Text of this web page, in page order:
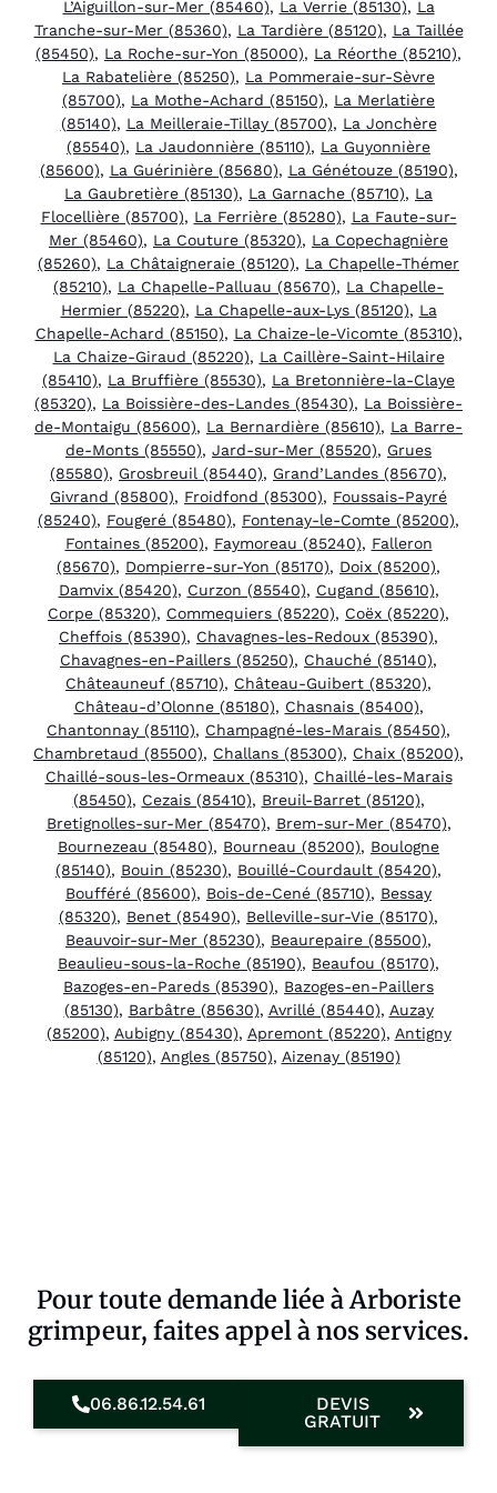
L’Aiguillon-sur-Mer (85460), La Verrie (85130), La
Tranche-sur-Mer (85360), La Tardière (85120), La Taillée
(85450), La Roche-sur-Yon (85000), La Réorthe (85210),
La Rabatelière (85250), La Pommeraie-sur-Sèvre
(85700), La Mothe-Achard (85150), La Merlatière
(85140), La Meilleraie-Tillay (85700), La Jonchère
(85540), La Jaudonnière (85110), La Guyonnière
(85600), La Guérinière (85680), La Génétouze (85190),
La Gaubretière (85130), La Garnache (85710), La
Flocellière (85700), La Ferrière (85280), La Faute-sur-
Mer (85460), La Couture (85320), La Copechagnière
(85260), La Châtaigneraie (85120), La Chapelle-Thémer
(85210), La Chapelle-Palluau (85670), La Chapelle-
Hermier (85220), La Chapelle-aux-Lys (85120), La
Chapelle-Achard (85150), La Chaize-le-Vicomte (85310),
La Chaize-Giraud (85220), La Caillère-Saint-Hilaire
(85410), La Bruffière (85530), La Bretonnière-la-Claye
(85320), La Boissière-des-Landes (85430), La Boissière-
de-Montaigu (85600), La Bernardière (85610), La Barre-
de-Monts (85550), Jard-sur-Mer (85520), Grues
(85580), Grosbreuil (85440), Grand’Landes (85670),
Givrand (85800), Froidfond (85300), Foussais-Payré
(85240), Fougeré (85480), Fontenay-le-Comte (85200),
Fontaines (85200), Faymoreau (85240), Falleron
(85670), Dompierre-sur-Yon (85170), Doix (85200),
Damvix (85420), Curzon (85540), Cugand (85610),
Corpe (85320), Commequiers (85220), Coëx (85220),
Cheffois (85390), Chavagnes-les-Redoux (85390),
Chavagnes-en-Paillers (85250), Chauché (85140),
Châteauneuf (85710), Château-Guibert (85320),
Château-d’Olonne (85180), Chasnais (85400),
Chantonnay (85110), Champagné-les-Marais (85450),
Chambretaud (85500), Challans (85300), Chaix (85200),
Chaillé-sous-les-Ormeaux (85310), Chaillé-les-Marais
(85450), Cezais (85410), Breuil-Barret (85120),
Bretignolles-sur-Mer (85470), Brem-sur-Mer (85470),
Bournezeau (85480), Bourneau (85200), Boulogne
(85140), Bouin (85230), Bouillé-Courdault (85420),
Boufféré (85600), Bois-de-Cené (85710), Bessay
(85320), Benet (85490), Belleville-sur-Vie (85170),
Beauvoir-sur-Mer (85230), Beaurepaire (85500),
Beaulieu-sous-la-Roche (85190), Beaufou (85170),
Bazoges-en-Pareds (85390), Bazoges-en-Paillers
(85130), Barbâtre (85630), Avrillé (85440), Auzay
(85200), Aubigny (85430), Apremont (85220), Antigny
(85120), Angles (85750), Aizenay (85190)
Pour toute demande liée à Arboriste
grimpeur, faites appel à nos services.
06.86.12.54.61
DEVIS
GRATUIT